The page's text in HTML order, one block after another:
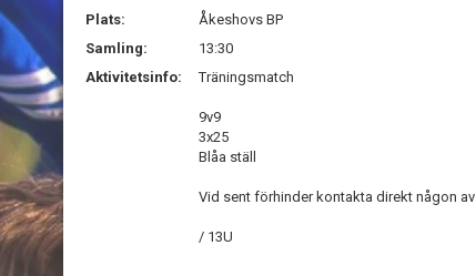
Plats:
Åkeshovs BP
Samling:
13:30
Aktivitetsinfo:
Träningsmatch
9v9
3x25
Blåa ställ
Vid sent förhinder kontakta direkt någon
/ 13U